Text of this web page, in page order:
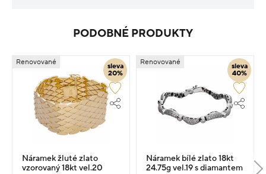
PODOBNÉ PRODUKTY
sleva
20%
Renovované
Náramek žluté zlato
vzorovaný 18kt vel.20
sleva
40%
Renovované
Náramek bílé zlato 18kt
24.75g vel.19 s diamantem